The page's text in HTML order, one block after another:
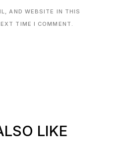
AND WEBSITE IN THIS
TIME I COMMENT.
LIKE